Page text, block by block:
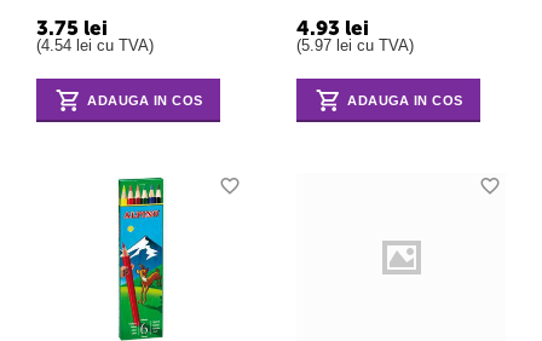
3.75 lei
(4.54 lei cu TVA)
ADAUGA IN COS
4.93 lei
(5.97 lei cu TVA)
ADAUGA IN COS